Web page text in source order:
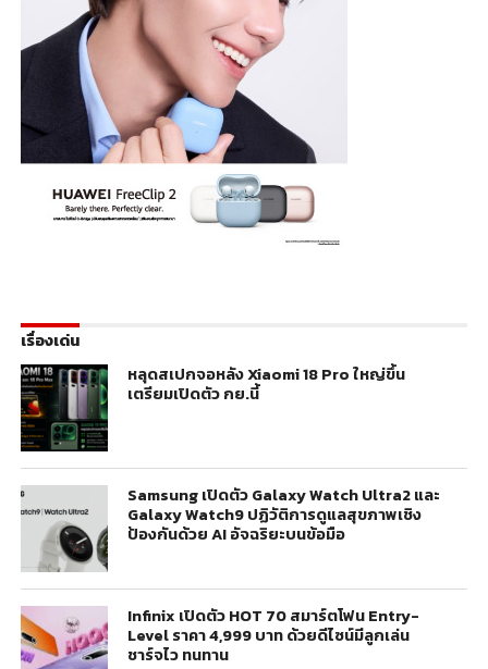
เรื่องเด่น
หลุดสเปกจอหลัง Xiaomi 18 Pro ใหญ่ขึ้น
เตรียมเปิดตัว กย.นี้
Samsung เปิดตัว Galaxy Watch Ultra2 และ
Galaxy Watch9 ปฏิวัติการดูแลสุขภาพเชิง
ป้องกันด้วย AI อัจฉริยะบนข้อมือ
Infinix เปิดตัว HOT 70 สมาร์ตโฟน Entry-
Level ราคา 4,999 บาท ด้วยดีไซน์มีลูกเล่น
ชาร์จไว ทนทาน